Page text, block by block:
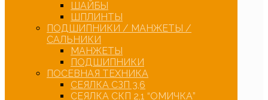
ШАЙБЫ
ШПЛИНТЫ
ПОДШИПНИКИ / МАНЖЕТЫ /
САЛЬНИКИ
МАНЖЕТЫ
ПОДШИПНИКИ
ПОСЕВНАЯ ТЕХНИКА
СЕЯЛКА СЗП 3,6
СЕЯЛКА СКП 2,1 “ОМИЧКА”